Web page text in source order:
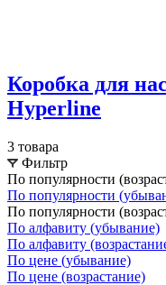
Коробка для
Hyperline
3 товара
Фильтр
По популярности
По популярности
По популярности
По алфавиту (убывание)
По алфавиту
По цене (убывание)
По цене (возрастание)